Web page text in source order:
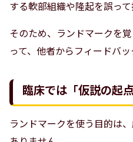
する軟部組織や隆起を誤って
そのため、ランドマークを
って、他者からフィードバ
臨床では「仮説の起
ランドマークを使う目的は